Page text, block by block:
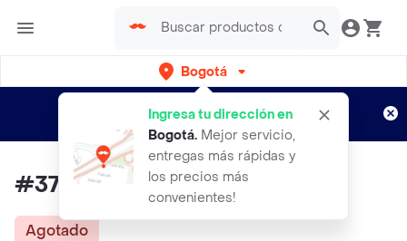
Bogotá
Ingresa tu dirección en
Bogotá. Mejor servicio,
entregas más rápidas y
los precios más
convenientes!
envíos gratis por semanas
Aplican TyC
#37 Tenis Colegial Unisex
Agotado